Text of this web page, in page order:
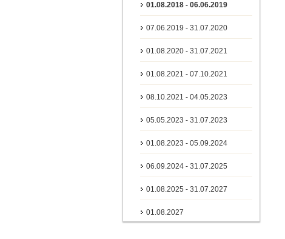
01.08.2018 - 06.06.2019
07.06.2019 - 31.07.2020
01.08.2020 - 31.07.2021
01.08.2021 - 07.10.2021
08.10.2021 - 04.05.2023
05.05.2023 - 31.07.2023
01.08.2023 - 05.09.2024
06.09.2024 - 31.07.2025
01.08.2025 - 31.07.2027
01.08.2027